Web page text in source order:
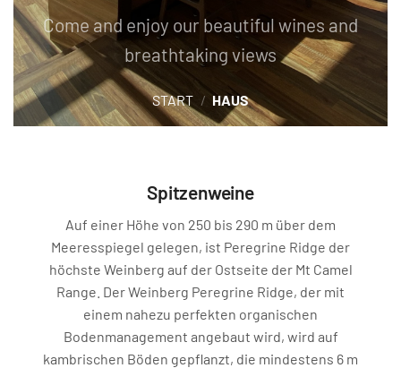
Come and enjoy our beautiful wines and
breathtaking views
START / HAUS
Spitzenweine
Auf einer Höhe von 250 bis 290 m über dem
Meeresspiegel gelegen, ist Peregrine Ridge der
höchste Weinberg auf der Ostseite der Mt Camel
Range. Der Weinberg Peregrine Ridge, der mit
einem nahezu perfekten organischen
Bodenmanagement angebaut wird, wird auf
kambrischen Böden gepflanzt, die mindestens 6 m